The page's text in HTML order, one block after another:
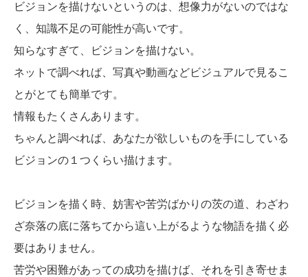
ビジョンを描けないというのは、想像力がないのではな
く、知識不足の可能性が高いです。
知らなすぎて、ビジョンを描けない。
ネットで調べれば、写真や動画などビジュアルで見るこ
とがとても簡単です。
情報もたくさんあります。
ちゃんと調べれば、あなたが欲しいものを手にしている
ビジョンの１つくらい描けます。
ビジョンを描く時、妨害や苦労ばかりの茨の道、わざわ
ざ奈落の底に落ちてから這い上がるような物語を描く必
要はありません。
苦労や困難があっての成功を描けば、それを引き寄せま